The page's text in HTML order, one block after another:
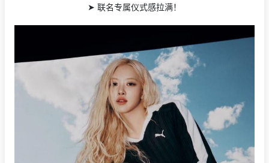
➤ 联名专属仪式感拉满！